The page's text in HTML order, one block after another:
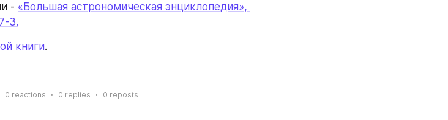
- «Большая астрономическая энциклопедия»,
3.
книги.
0 reactions 0 replies 0 reposts